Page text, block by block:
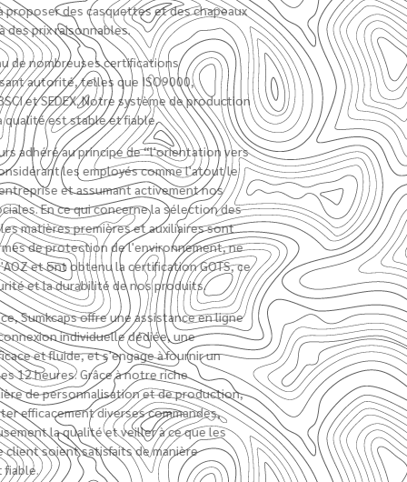
les personnes”, considérant les employés comme l'atout le
plus précieux de l'entreprise et assumant activement nos
responsabilités sociales. En ce qui concerne la sélection des
matériaux, toutes les matières premières et auxiliaires sont
conformes aux normes de protection de l'environnement, ne
contiennent pas d'AOZ et ont obtenu la certification GOTS, ce
qui garantit la sécurité et la durabilité de nos produits.
En termes de service, Sumkcaps offre une assistance en ligne
7*24 heures, une connexion individuelle dédiée, une
communication efficace et fluide, et s'engage à fournir un
devis rapide dans les 12 heures. Grâce à notre riche
expérience en matière de personnalisation et de production,
nous pouvons traiter efficacement diverses commandes,
contrôler rigoureusement la qualité et veiller à ce que les
besoins de chaque client soient satisfaits de manière
professionnelle et fiable.
À propos de nous